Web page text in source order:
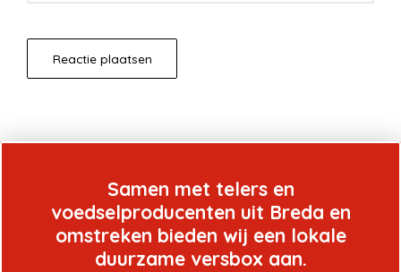
Samen met telers en
voedselproducenten uit Breda en
omstreken bieden wij een lokale
duurzame versbox aan.